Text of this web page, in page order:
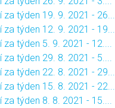
týden 19. 9. 2021 - 26....
týden 12. 9. 2021 - 19....
týden 5. 9. 2021 - 12....
týden 29. 8. 2021 - 5....
týden 22. 8. 2021 - 29....
týden 15. 8. 2021 - 22....
týden 8. 8. 2021 - 15....